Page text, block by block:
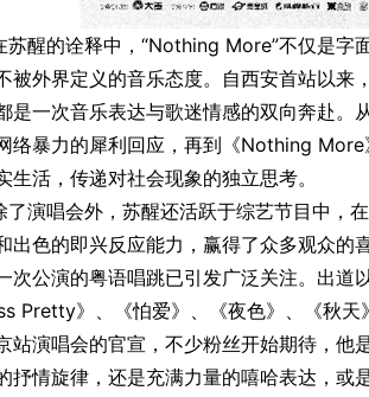
苏醒的诠释中，“Nothing More”不仅是字
被外界定义的音乐态度。自西安首站以来
是一次音乐表达与歌迷情感的双向奔赴。
络暴力的犀利回应，再到《Nothing
生活，传递对社会现象的独立思考。
了演唱会外，苏醒还活跃于综艺节目中，
出色的即兴反应能力，赢得了众多观众的
次公演的粤语唱跳已引发广泛关注。出道
Pretty》、《怕爱》、《夜色》、《秋
站演唱会的官宣，不少粉丝开始期待，他
抒情旋律，还是充满力量的嘻哈表达，或